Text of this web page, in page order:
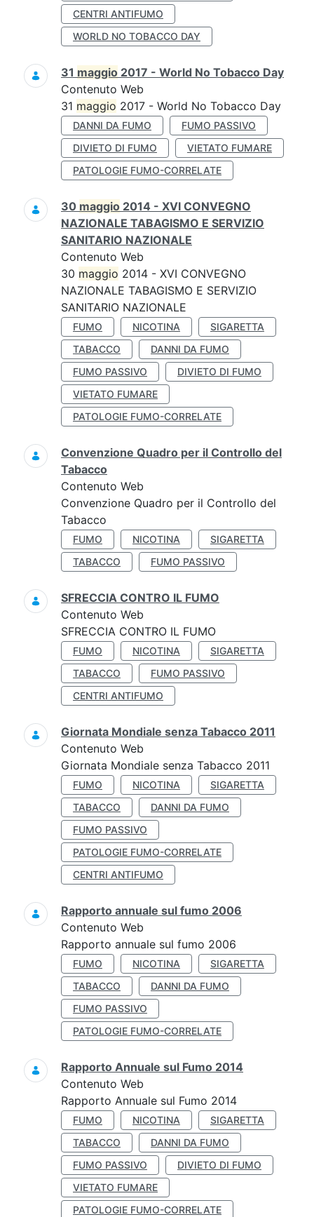
CENTRI ANTIFUMO
WORLD NO TOBACCO DAY
31 maggio 2017 - World No Tobacco Day
Contenuto Web
31 maggio 2017 - World No Tobacco Day
DANNI DA FUMO
FUMO PASSIVO
DIVIETO DI FUMO
VIETATO FUMARE
PATOLOGIE FUMO-CORRELATE
30 maggio 2014 - XVI CONVEGNO
NAZIONALE TABAGISMO E SERVIZIO
SANITARIO NAZIONALE
Contenuto Web
30 maggio 2014 - XVI CONVEGNO
NAZIONALE TABAGISMO E SERVIZIO
SANITARIO NAZIONALE
FUMO NICOTINA
SIGARETTA
TABACCO
DANNI DA FUMO
FUMO PASSIVO
DIVIETO DI FUMO
VIETATO FUMARE
PATOLOGIE FUMO-CORRELATE
Convenzione Quadro per il Controllo del
Tabacco
Contenuto Web
Convenzione Quadro per il Controllo del
Tabacco
FUMO NICOTINA
SIGARETTA
TABACCO
FUMO PASSIVO
SFRECCIA CONTRO IL FUMO
Contenuto Web
SFRECCIA CONTRO IL FUMO
FUMO NICOTINA
SIGARETTA
TABACCO
FUMO PASSIVO
CENTRI ANTIFUMO
Giornata Mondiale senza Tabacco 2011
Contenuto Web
Giornata Mondiale senza Tabacco 2011
FUMO NICOTINA
SIGARETTA
TABACCO
DANNI DA FUMO
FUMO PASSIVO
PATOLOGIE FUMO-CORRELATE
CENTRI ANTIFUMO
Rapporto annuale sul fumo 2006
Contenuto Web
Rapporto annuale sul fumo 2006
FUMO NICOTINA
SIGARETTA
TABACCO
DANNI DA FUMO
FUMO PASSIVO
PATOLOGIE FUMO-CORRELATE
Rapporto Annuale sul Fumo 2014
Contenuto Web
Rapporto Annuale sul Fumo 2014
FUMO NICOTINA
SIGARETTA
TABACCO
DANNI DA FUMO
FUMO PASSIVO
DIVIETO DI FUMO
VIETATO FUMARE
PATOLOGIE FUMO-CORRELATE